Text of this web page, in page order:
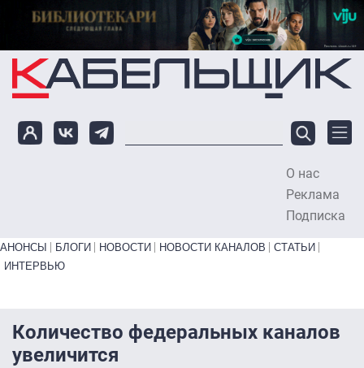
Перейти к основному содержанию
О нас
Реклама
Подписка
Primary links bottom
АНОНСЫ БЛОГИ НОВОСТИ НОВОСТИ КАНАЛОВ
СТАТЬИ
ИНТЕРВЬЮ
Количество федеральных каналов
увеличится